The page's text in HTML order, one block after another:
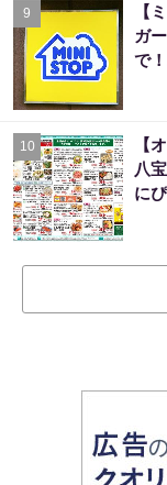
9
【
ガ
で
10
【
八
に